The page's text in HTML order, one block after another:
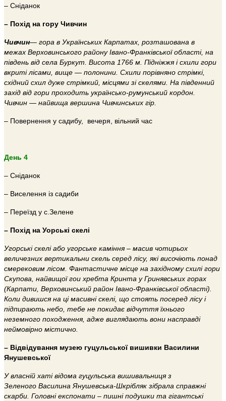
– Сніданок
– Похід на гору Чивчин
Чивчин— гора в Українських Карпатах, розташована в
межах Верховинського району Івано-Франківської області, на
південь від села Буркут. Висота 1766 м. Підніжжя і схили гори
вкриті лісами, вище — полонини. Схили порівняно стрімкі,
східний схил дуже стрімкий, місцями зі скелями. На південний
захід від гори проходить українсько-румунський кордон.
Чивчин — найвища вершина Чивчинських гір.
– Повернення у садибу, вечеря, вільний час
День 4
– Сніданок
– Виселення із садиби
– Переїзд у с.Зелене
– Похід на Уорські скелі
Угорські скелі або угорське каміння – масив чотирьох
величезних вертикальни скель серед лісу, які височіють понад
смерековим лісом. Фантастичне місце на західному схилі гори
Скупова, найвищої гои хребта Кринта у Гринявських горах
(Карпати, Верховинський район Івано-Франківської області).
Коли дивишся на ці масивні скелі, що стоять посеред лісу і
підпирають небо, тебе не покидає відчуття їхнього
неземного походження, адже виглядають вони насправді
неймовірно містично.
– Відвідування музею гуцульської вишивки Василини
Янушевської
У власній хаті відома гуцульська вишивальниця з
Зеленого Василина Янушевська-Шкрібляк зібрала справжні
скарби. Головні експонати – пишні подушки та гігантські